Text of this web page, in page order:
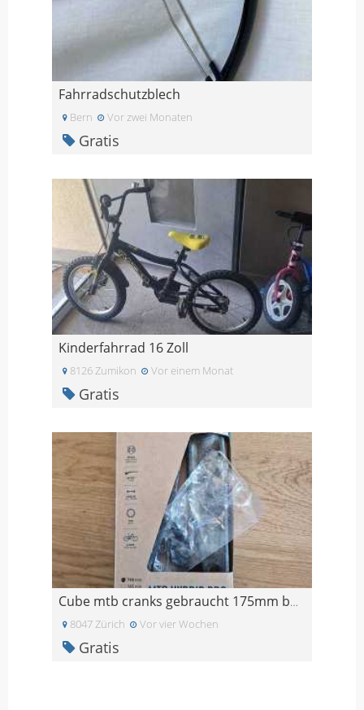
Fahrradschutzblech
Bern Vor zwei Monaten
Gratis
Kinderfahrrad 16 Zoll
8126 Zumikon Vor einem Monat
Gratis
Cube mtb cranks gebraucht 175mm bosch gen4
8047 Zürich Vor vier Wochen
Gratis